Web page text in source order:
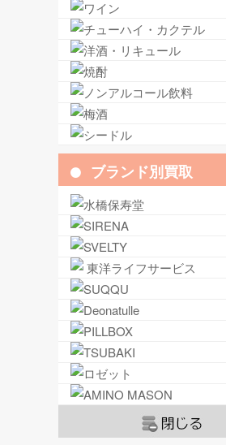
ブランド別買取